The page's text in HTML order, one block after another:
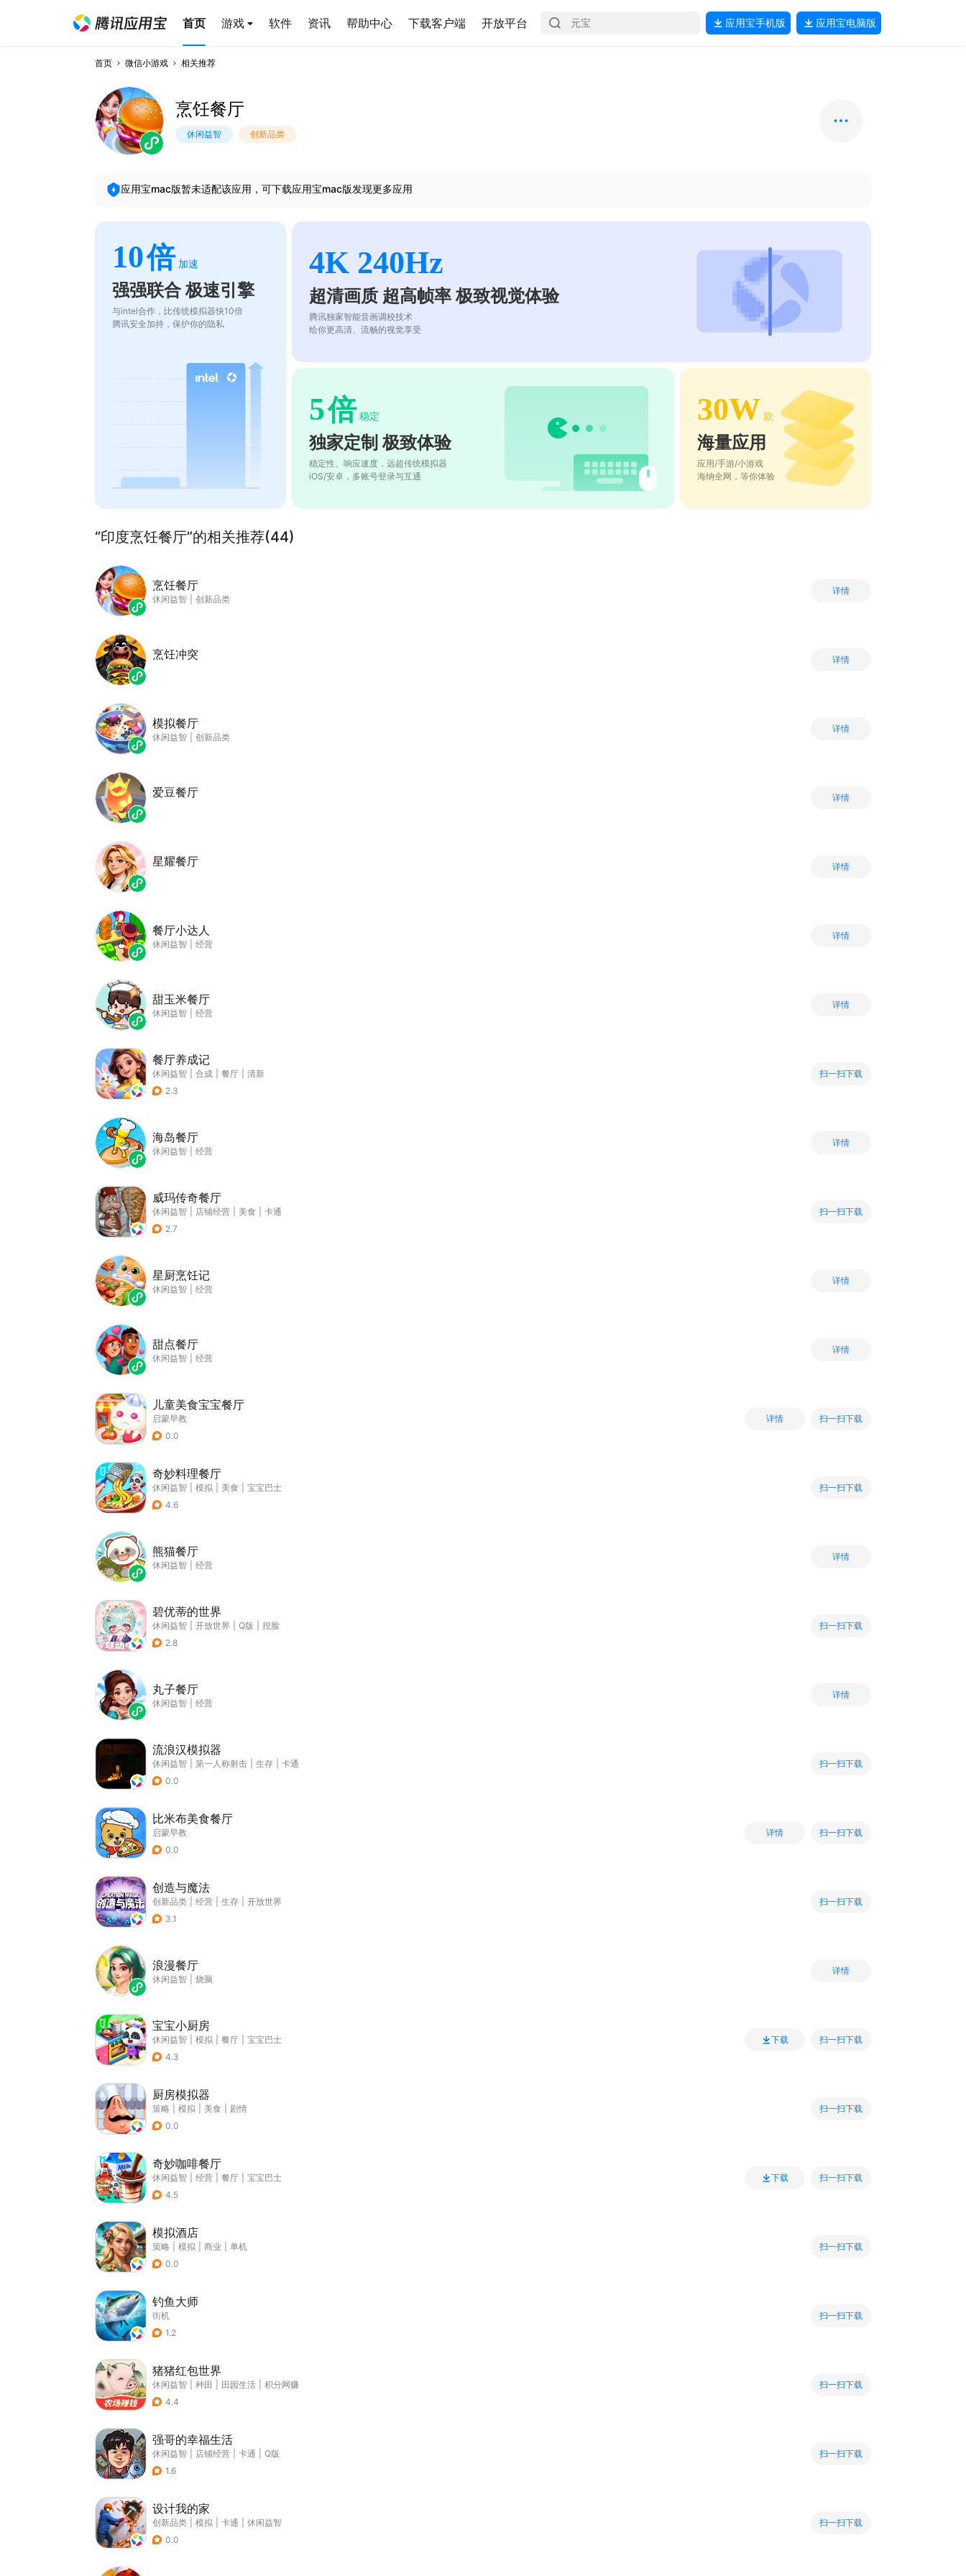
首页 游戏 软件 资讯 帮助中心 下载客户端 开放平台 应用宝手机版 应用宝电脑版
首页 微信小游戏 相关推荐
烹饪餐厅
休闲益智 创新品类
应用宝mac版暂未适配该应用，可下载应用宝mac版发现更多应用
10倍 加速
强强联合 极速引擎
与intel合作，比传统模拟器快10倍
腾讯安全加持，保护你的隐私
4K 240Hz
超清画质 超高帧率 极致视觉体验
腾讯独家智能音画调校技术
给你更高清、流畅的视觉享受
5倍 稳定
独家定制 极致体验
稳定性、响应速度，远超传统模拟器
iOS/安卓，多账号登录与互通
30W 款
海量应用
应用/手游/小游戏
海纳全网，等你体验
“印度烹饪餐厅”的相关推荐(44)
烹饪餐厅
休闲益智 创新品类
详情
烹饪冲突 详情
模拟餐厅
休闲益智 创新品类
详情
爱豆餐厅 详情
星耀餐厅 详情
餐厅小达人
休闲益智 经营
详情
甜玉米餐厅
休闲益智 经营
详情
餐厅养成记
休闲益智 合成 餐厅
清新
2.3
扫一扫下载
海岛餐厅
休闲益智 经营
详情
威玛传奇餐厅
休闲益智 店铺经营 美食
卡通
2.7
扫一扫下载
星厨烹饪记
休闲益智 经营
详情
甜点餐厅
休闲益智 经营
详情
儿童美食宝宝餐厅
启蒙早教
0.0
详情 扫一扫下载
奇妙料理餐厅
休闲益智 模拟 美食
宝宝巴士
4.6
扫一扫下载
熊猫餐厅
休闲益智 经营
详情
碧优蒂的世界
休闲益智 开放世界 Q版
捏脸
2.8
扫一扫下载
丸子餐厅
休闲益智 经营
详情
流浪汉模拟器
休闲益智 第一人称射击 生存
卡通
0.0
扫一扫下载
比米布美食餐厅
启蒙早教
0.0
详情 扫一扫下载
创造与魔法
创新品类 经营 生存
开放世界
3.1
扫一扫下载
浪漫餐厅
休闲益智 烧脑
详情
宝宝小厨房
休闲益智 模拟 餐厅
宝宝巴士
4.3
下载 扫一扫下载
厨房模拟器
策略 模拟 美食
剧情
0.0
扫一扫下载
奇妙咖啡餐厅
休闲益智 经营 餐厅
宝宝巴士
4.5
下载 扫一扫下载
模拟酒店
策略 模拟 商业
单机
0.0
扫一扫下载
钓鱼大师
街机
1.2
扫一扫下载
猪猪红包世界
休闲益智 种田 田园生活
积分网赚
4.4
扫一扫下载
强哥的幸福生活
休闲益智 店铺经营 卡通
Q版
1.6
扫一扫下载
设计我的家
创新品类 模拟 卡通
休闲益智
0.0
扫一扫下载